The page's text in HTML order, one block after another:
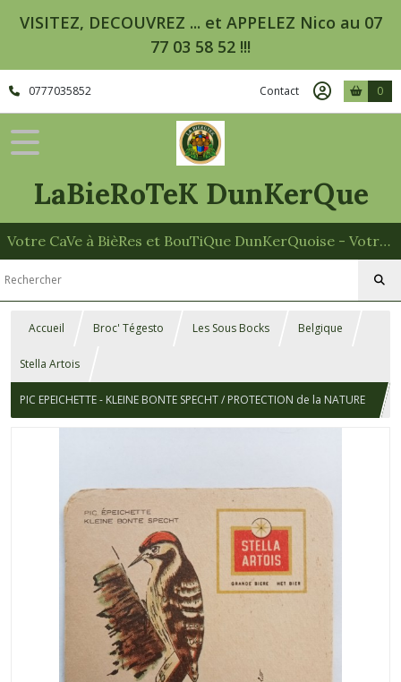
VISITEZ, DECOUVREZ ... et APPELEZ Nico au 07
77 03 58 52 !!!
0777035852 Contact 0
LaBieRoTeK DunKerQue
Votre CaVe à BièRes et BouTiQue DunKerQuoise - Votre Spécialiste des Paniers Garnis
Accueil Broc' Tégesto Les Sous Bocks Belgique
Stella Artois
PIC EPEICHETTE - KLEINE BONTE SPECHT / PROTECTION de la NATURE